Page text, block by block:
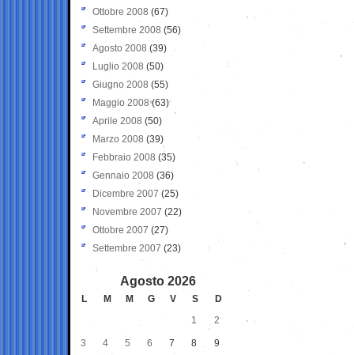
Ottobre 2008 (67)
Settembre 2008 (56)
Agosto 2008 (39)
Luglio 2008 (50)
Giugno 2008 (55)
Maggio 2008(63)
Aprile 2008 (50)
Marzo 2008 (39)
Febbraio 2008 (35)
Gennaio 2008 (36)
Dicembre 2007 (25)
Novembre 2007 (22)
Ottobre 2007 (27)
Settembre 2007 (23)
Agosto 2026
L M M G V S
D
1
2
3 4 5 6 7 8 9